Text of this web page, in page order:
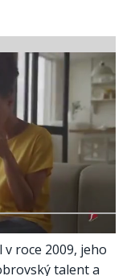
roce 2009, jeho
talent a